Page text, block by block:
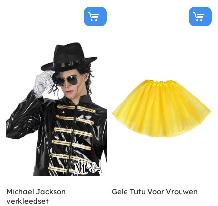
Michael Jackson
verkleedset
Gele Tutu Voor Vrouwen